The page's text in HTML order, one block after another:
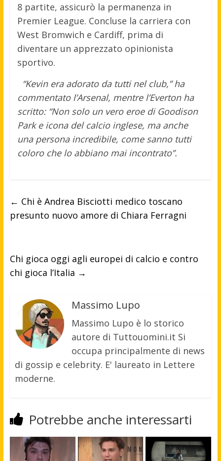
8 partite, assicurò la permanenza in
Premier League. Concluse la carriera con
West Bromwich e Cardiff, prima di
diventare un apprezzato opinionista
sportivo.
“Kevin era adorato da tutti nel club,” ha
commentato l’Arsenal, mentre l’Everton ha
scritto: “Non solo un vero eroe di Goodison
Park e icona del calcio inglese, ma anche
una persona incredibile, come sanno tutti
coloro che lo abbiano mai incontrato”.
← Chi è Andrea Bisciotti medico toscano
presunto nuovo amore di Chiara Ferragni
Chi gioca oggi agli europei di calcio e contro
chi gioca l’Italia →
Massimo Lupo
Massimo Lupo è lo storico
autore di Tuttouomini.it Si
occupa principalmente di news
di gossip e celebrity. E' laureato in Lettere
moderne.
Potrebbe anche interessarti